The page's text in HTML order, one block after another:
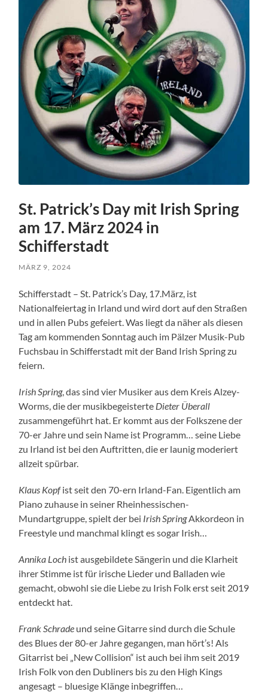
St. Patrick’s Day mit Irish Spring
am 17. März 2024 in
Schifferstadt
MÄRZ 9, 2024
Schifferstadt – St. Patrick’s Day, 17.März, ist
Nationalfeiertag in Irland und wird dort auf den Straßen
und in allen Pubs gefeiert. Was liegt da näher als diesen
Tag am kommenden Sonntag auch im Pälzer Musik-Pub
Fuchsbau in Schifferstadt mit der Band Irish Spring zu
feiern.
Irish Spring, das sind vier Musiker aus dem Kreis Alzey-
Worms, die der musikbegeisterte Dieter Überall
zusammengeführt hat. Er kommt aus der Folkszene der
70-er Jahre und sein Name ist Programm… seine Liebe
zu Irland ist bei den Auftritten, die er launig moderiert
allzeit spürbar.
Klaus Kopfist seit den 70-ern Irland-Fan. Eigentlich am
Piano zuhause in seiner Rheinhessischen-
Mundartgruppe, spielt der bei Irish SpringAkkordeon in
Freestyle und manchmal klingt es sogar Irish…
Annika Loch ist ausgebildete Sängerin und die Klarheit
ihrer Stimme ist für irische Lieder und Balladen wie
gemacht, obwohl sie die Liebe zu Irish Folk erst seit 2019
entdeckt hat.
Frank Schrade und seine Gitarre sind durch die Schule
des Blues der 80-er Jahre gegangen, man hört’s! Als
Gitarrist bei „New Collision“ ist auch bei ihm seit 2019
Irish Folk von den Dubliners bis zu den High Kings
angesagt – bluesige Klänge inbegriffen…